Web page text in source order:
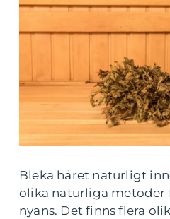
Bleka håret naturligt
olika naturliga metoder
nyans. Det finns flera